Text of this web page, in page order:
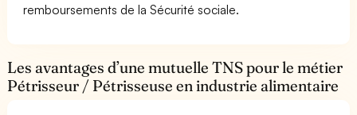
remboursements de la Sécurité sociale.
Les avantages d’une mutuelle TNS pour le métier
Pétrisseur / Pétrisseuse en industrie alimentaire